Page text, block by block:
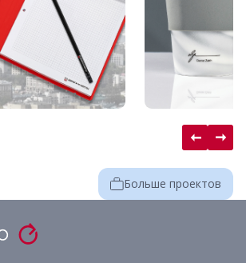
Больше проектов